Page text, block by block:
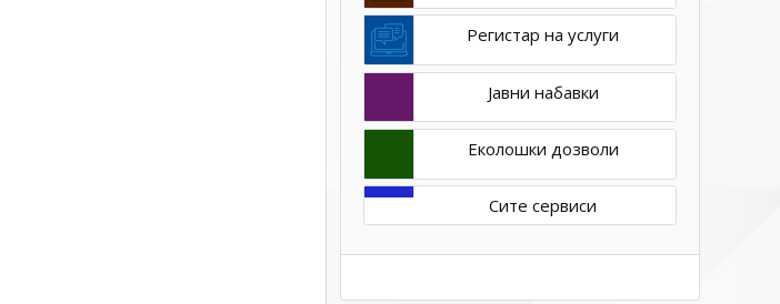
Регистар на услуги
Јавни набавки
Еколошки дозволи
Сите сервиси